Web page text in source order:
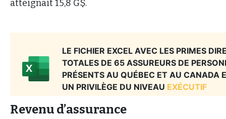
atteignait 15,8 G$.
Revenu d’assurance